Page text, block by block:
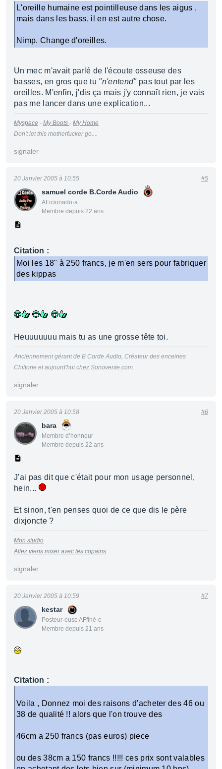
L'oreille humaine est pointilleuse dans les aigus ,
mais dans les bass, il en est autre chose.
Nimp. Change d'oreilles.
Un mec m'avait parlé de l'écoute osseuse des
basses, en gros que tu "n'entend"pas tout par les
oreilles. M'enfin, j'dis ça mais j'y connaît rien, je vais
pas me lancer dans une explication...
Myspace - My Boots - My Home
Don't let this motherfucker go....
signaler
samuel corde B.Corde Audio
AFicionado·a
Membre depuis 22 ans
20 Janvier 2005 à 10:55 #5
Citation :
Moi les 18" à 250 francs, je m'en sers pour fabriquer
des kippas
Heuuuuuuu mais tu as une grosse tête toi.
Anciennement gérant de B Corde Audio, Créateur des enceines
Chiltone et aujourd'hui chez Sonovente.com.
signaler
bara
Membre d’honneur
Membre depuis 22 ans
20 Janvier 2005 à 10:58 #6
J'ai pas dit que c'était pour mon usage personnel,
hein...
Et sinon, t'en penses quoi de ce que dis le père
dixjoncte ?
Mon studio
Allez viens mixer avec tes copains
signaler
kestar
Posteur·euse AFfiné·e
Membre depuis 21 ans
20 Janvier 2005 à 10:59 #7
Citation :
Voila , Donnez moi des raisons d'acheter des 46 ou
38 de qualité !! alors que l'on trouve des
46cm a 250 francs (pas euros) piece
ou des 38cm a 150 francs !!!!! ces prix sont valables